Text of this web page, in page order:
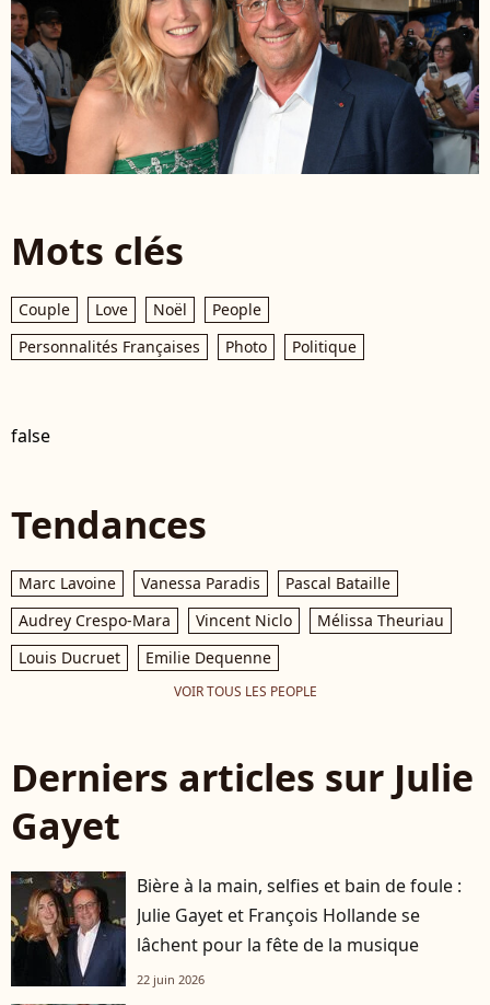
Mots clés
Couple Love Noël
People
Personnalités Françaises
Photo Politique
false
Tendances
Marc Lavoine Vanessa Paradis
Pascal Bataille
Audrey Crespo-Mara
Vincent Niclo
Mélissa Theuriau
Louis Ducruet
Emilie Dequenne
VOIR TOUS LES PEOPLE
Derniers articles sur Julie
Gayet
Bière à la main, selfies et bain de foule :
Julie Gayet et François Hollande se
lâchent pour la fête de la musique
22 juin 2026